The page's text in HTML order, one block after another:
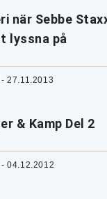
när Sebbe
lyssna på
27.11.2013
& Kamp Del 2
04.12.2012